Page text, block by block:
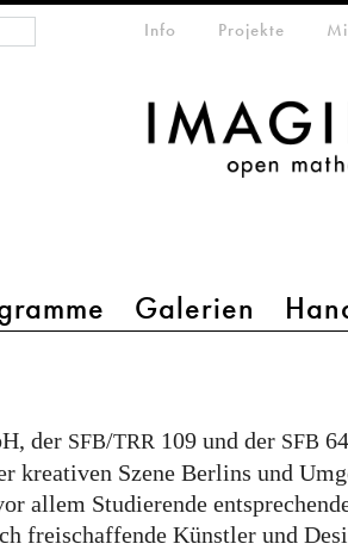
Galerien
Info Projekte
der SFB/TRR 109 und der SFB
kreativen Szene Berlins und
allem Studierende
freischaffende Künstler und